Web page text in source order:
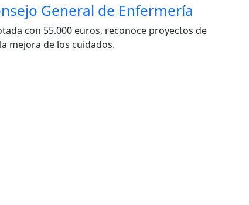
General de Enfermería
con 55.000 euros, reconoce proyectos de
mejora de los cuidados.